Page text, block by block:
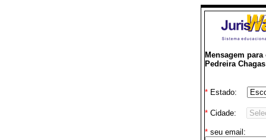
Mensagem
Pedreira
*Estado:
*Cidade:
*seu email: